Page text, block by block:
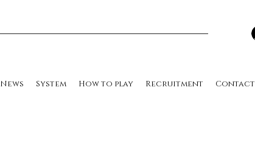
News System How to play Recruitment Contact